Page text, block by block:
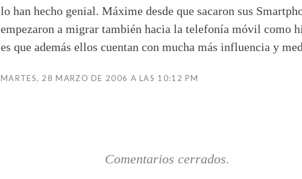
lo han hecho genial. Máxime desde que sacaron sus
empezaron a migrar también hacia la telefonía móvil como
es que además ellos cuentan con mucha más influencia y
MARTES, 28 MARZO DE 2006 A LAS 10:12 PM
Comentarios cerrados.